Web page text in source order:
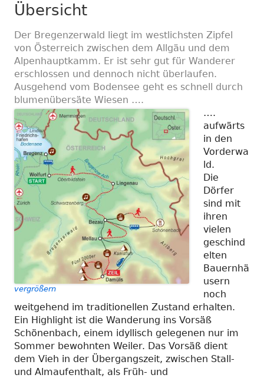
Übersicht
Der Bregenzerwald liegt im westlichsten Zipfel
von Österreich zwischen dem Allgäu und dem
Alpenhauptkamm. Er ist sehr gut für Wanderer
erschlossen und dennoch nicht überlaufen.
Ausgehend vom Bodensee geht es schnell durch
blumenübersäte Wiesen ….
vergrößern
….
aufwärts
in den
Vorderwa
ld.
Die
Dörfer
sind mit
ihren
vielen
geschind
elten
Bauernhä
usern
noch
weitgehend im traditionellen Zustand erhalten.
Ein Highlight ist die Wanderung ins Vorsäß
Schönenbach, einem idyllisch gelegenen nur im
Sommer bewohnten Weiler. Das Vorsäß dient
dem Vieh in der Übergangszeit, zwischen Stall-
und Almaufenthalt, als Früh- und